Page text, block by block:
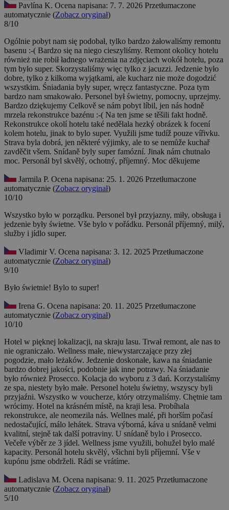
Pavlína K. Ocena napisana: 7. 7. 2026 Przetłumaczone
automatycznie (Zobacz oryginał)
8/10
Ogólnie pobyt nam się podobał, tylko bardzo żałowaliśmy remontu
basenu :-( Bardzo się na niego cieszyliśmy. Remont okolicy hotelu
również nie robił ładnego wrażenia na zdjęciach wokół hotelu, poza
tym było super. Skorzystaliśmy więc tylko z jacuzzi. Jedzenie było
dobre, tylko z kilkoma wyjątkami, ale kucharz nie może dogodzić
wszystkim. Śniadania były super, wręcz fantastyczne. Poza tym
bardzo nam smakowało. Personel był świetny, pomocny, uprzejmy.
Bardzo dziękujemy Celkově se nám pobyt líbil, jen nás hodně
mrzela rekonstrukce bazénu :-( Na ten jsme se těšili fakt hodně.
Rekonstrukce okolí hotelu také nedělala hezký obrázek k focení
kolem hotelu, jinak to bylo super. Využili jsme tudíž pouze vířivku.
Strava byla dobrá, jen některé výjimky, ale to se nemůže kuchař
zavděčit všem. Snídaně byly super famózní. Jinak nám chutnalo
moc. Personál byl skvělý, ochotný, příjemný. Moc děkujeme
Jarmila P. Ocena napisana: 25. 1. 2026 Przetłumaczone
automatycznie (Zobacz oryginał)
10/10
Wszystko było w porządku. Personel był przyjazny, miły, obsługa i
jedzenie były świetne. Vše bylo v pořádku. Personál příjemný, milý,
služby i jídlo super.
Vladimir V. Ocena napisana: 3. 12. 2025 Przetłumaczone
automatycznie (Zobacz oryginał)
9/10
Było świetnie! Bylo to super!
Irena G. Ocena napisana: 20. 11. 2025 Przetłumaczone
automatycznie (Zobacz oryginał)
10/10
Hotel w pięknej lokalizacji, na skraju lasu. Trwał remont, ale nas to
nie ograniczało. Wellness małe, niewystarczające przy złej
pogodzie, mało leżaków. Jedzenie doskonałe, kawa na śniadanie
bardzo dobrej jakości, podobnie jak inne potrawy. Na śniadanie
było również Prosecco. Kolacja do wyboru z 3 dań. Korzystaliśmy
ze spa, niestety było małe. Personel hotelu świetny, wszyscy byli
przyjaźni. Wszystko w voucherze, który otrzymaliśmy. Chętnie tam
wrócimy. Hotel na krásném místě, na kraji lesa. Probíhala
rekonstrukce, ale neomezila nás. Wellnes malé, při horším počasí
nedostačující, málo lehátek. Strava výborná, káva u snídaně velmi
kvalitní, stejně tak další potraviny. U snídaně bylo i Prosecco.
Večeře výběr ze 3 jídel. Wellness jsme využili, bohužel bylo malé
kapacity. Personál hotelu skvělý, všichni byli příjemní. Vše v
kupónu jsme obdrželi. Rádi se vrátíme.
Ladislava M. Ocena napisana: 9. 11. 2025 Przetłumaczone
automatycznie (Zobacz oryginał)
5/10